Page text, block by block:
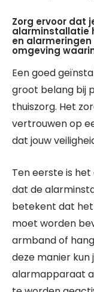
Zorg ervoor dat
alarminstallatie
en
omgeving
Een goed
groot belang bij
thuiszorg. Het
vertrouwen op
dat jouw
Ten eerste is
dat de
betekent dat
moet worden
armband of
deze manier
alarmapparaat